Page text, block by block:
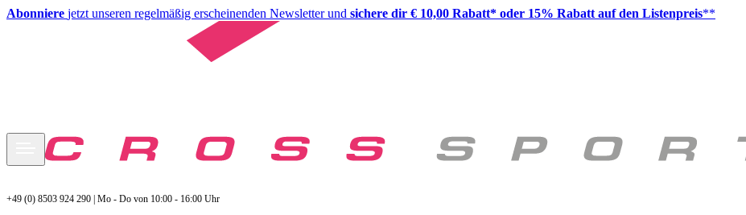
Abonniere jetzt unseren regelmäßig erscheinenden Newsletter und sichere dir € 10,00 Rabatt* oder 15% Rabatt auf den Listenpreis**
+49 (0) 8503 924 290 | Mo - Do von 10:00 - 16:00 Uhr